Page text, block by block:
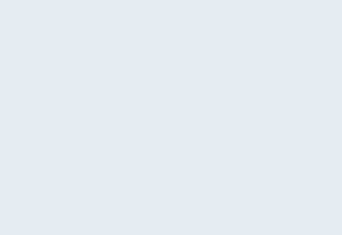
umanitarie e di tutela dei diritti umani
Poesia dall’Italiano al Portoghese